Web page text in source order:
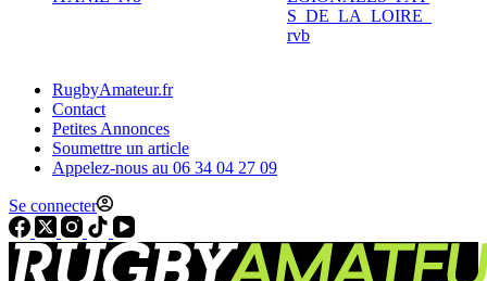
RugbyAmateur.fr
Contact
Petites Annonces
Soumettre un article
Appelez-nous au 06 34 04 27 09
Se connecter